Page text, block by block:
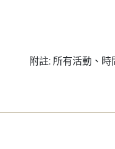
附註: 所有活動、